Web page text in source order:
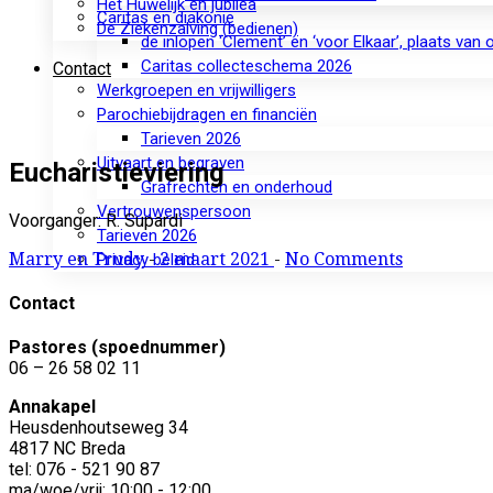
Caritas en diakonie
de inlopen ‘Clement’ en ‘voor Elkaar’, plaats
Caritas collecteschema 2026
Werkgroepen en vrijwilligers
Parochiebijdragen en financiën
Tarieven 2026
Uitvaart en begraven
Grafrechten en onderhoud
Vertrouwenspersoon
Tarieven 2026
Privacy beleid
Het Huwelijk en jubilea
De Ziekenzalving (bedienen)
Contact
Eucharistieviering
Voorganger: R. Supardi
Marry en Trudy-2 maart 2021 - No Comments
Contact
Pastores (spoednummer)
06 – 26 58 02 11
Annakapel
Heusdenhoutseweg 34
4817 NC Breda
tel: 076 - 521 90 87